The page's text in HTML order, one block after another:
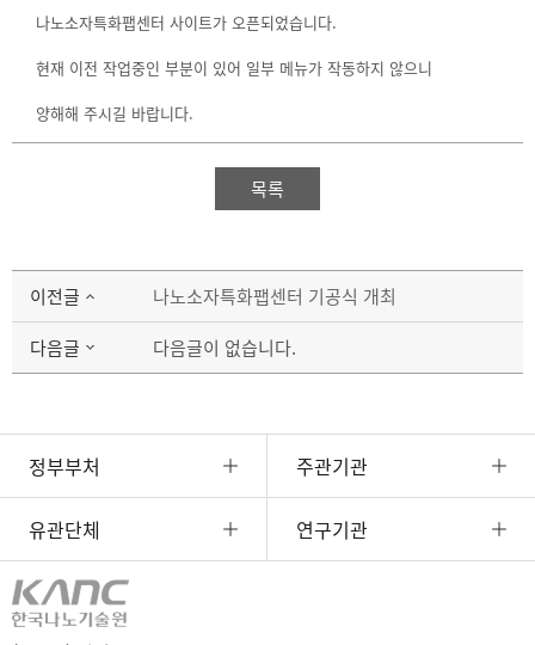
나노소자특화팹센터 사이트가 오픈되었습니다.
현재 이전 작업중인 부분이 있어 일부 메뉴가 작동하지 않으니
양해해 주시길 바랍니다.
목록
이전글
나노소자특화팹센터 기공식 개최
다음글
다음글이 없습니다.
정부부처 주관기관
유관단체 연구기관